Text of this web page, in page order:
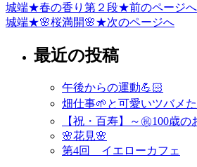
投
稿
城端★春の香り第２段★前のページへ
城端★🌸桜満開🌸★次のページへ
最近の投稿
午後からの運動💪🏻
畑仕事🌱と可愛いツバメた
【祝・百寿】～㊗️100歳の
🌸花見🌸
第4回 イエローカフェ